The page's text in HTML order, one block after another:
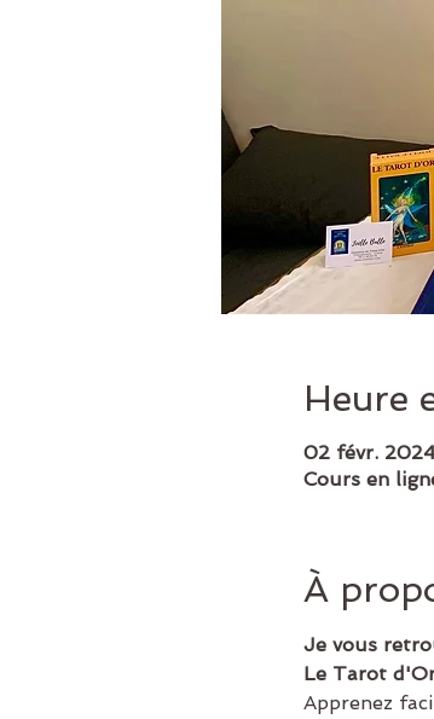
Heure
02 févr.
Cours en
À
Je vous
Le Tarot
Apprenez